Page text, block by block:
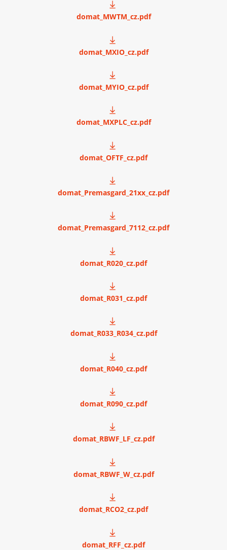
domat_MWTM_cz.pdf
domat_MXIO_cz.pdf
domat_MYIO_cz.pdf
domat_MXPLC_cz.pdf
domat_OFTF_cz.pdf
domat_Premasgard_21xx_cz.pdf
domat_Premasgard_7112_cz.pdf
domat_R020_cz.pdf
domat_R031_cz.pdf
domat_R033_R034_cz.pdf
domat_R040_cz.pdf
domat_R090_cz.pdf
domat_RBWF_LF_cz.pdf
domat_RBWF_W_cz.pdf
domat_RCO2_cz.pdf
domat_RFF_cz.pdf